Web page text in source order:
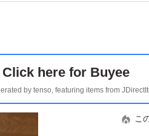
Click here for Buyee
by tenso, featuring items from
こ